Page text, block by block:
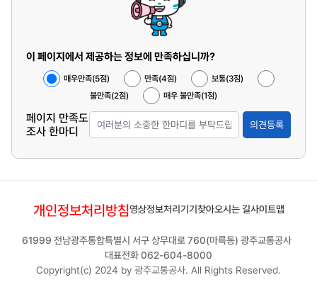
이 페이지에서 제공하는 정보에 만족하십니까?
매우만족(5점) 만족(4점)
보통(3점)
불만족(2점)
매우 불만족(1점)
페이지 만족도
조사 한마디
의견등록
개인정보처리방침영상정보처리기기 찾아오시는 길사이트맵
61999 전남광주통합특별시 서구 상무대로 760(마륵동) 광주교통공사
대표전화 062-604-8000
Copyright(c) 2024 by 광주교통공사. All Rights Reserved.